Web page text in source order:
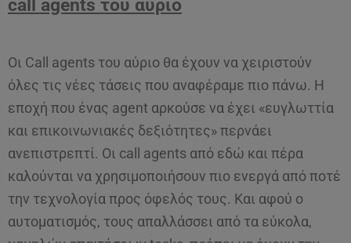
call agents του αύριο
Οι Call agents του αύριο θα έχουν να χειριστούν
όλες τις νέες τάσεις που αναφέραμε πιο πάνω. Η
εποχή που ένας agent αρκούσε να έχει «ευγλωττία
και επικοινωνιακές δεξιότητες» περνάει
ανεπιστρεπτί. Οι call agents από εδώ και πέρα
καλούνται να χρησιμοποιήσουν πιο ενεργά από ποτέ
την τεχνολογία προς όφελός τους. Και αφού ο
αυτοματισμός, τους απαλλάσσει από τα εύκολα,